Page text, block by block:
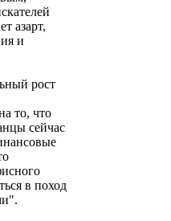
азарт,
и
рост
то, что
сейчас
в поход